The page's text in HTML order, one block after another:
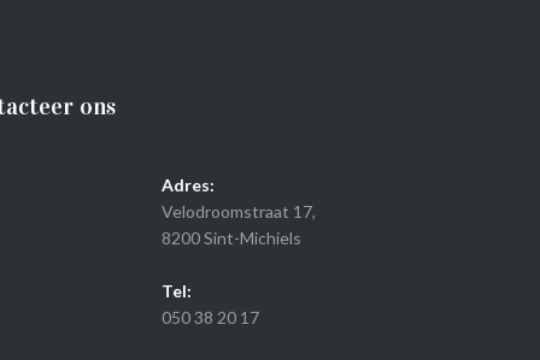
ons
Adres:
Velodroomstraat 17,
8200 Sint-Michiels
Tel:
050 38 20 17